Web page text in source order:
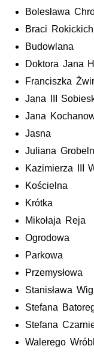
Braci Rokickich
Doktora Jana
Franciszka
Jana III
Jana
Jasna
Juliana
Krótka
Mikołaja Reja
Ogrodowa
Stefana
Walerego